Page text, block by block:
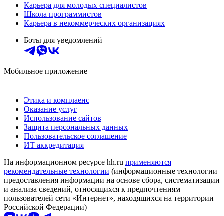
Карьера для молодых специалистов
Школа программистов
Карьера в некоммерческих организациях
Боты для уведомлений
Мобильное приложение
Этика и комплаенс
Оказание услуг
Использование сайтов
Защита персональных данных
Пользовательское соглашение
ИТ аккредитация
На информационном ресурсе hh.ru применяются
рекомендательные технологии (информационные технологии
предоставления информации на основе сбора, систематизации
и анализа сведений, относящихся к предпочтениям
пользователей сети «Интернет», находящихся на территории
Российской Федерации)